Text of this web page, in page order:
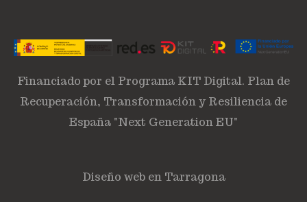
Financiado por el Programa KIT Digital. Plan de
Recuperación, Transformación y Resiliencia de
España "Next Generation EU"
Diseño web en Tarragona